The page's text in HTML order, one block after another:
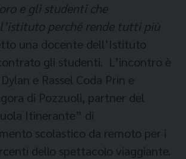
e gli studenti che
perché rende tutti più
una docente dell’Istituto
gli studenti. L’incontro è
e Rassel Coda Prin e
di Pozzuoli, partner del
Itinerante” di
scolastico da remoto per i
dello spettacolo viaggiante.